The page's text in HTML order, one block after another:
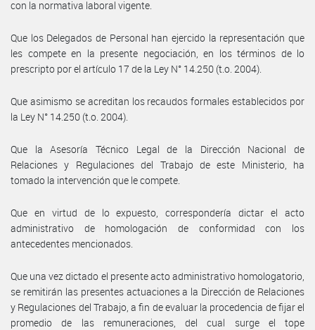
con la normativa laboral vigente.
Que los Delegados de Personal han ejercido la representación que
les compete en la presente negociación, en los términos de lo
prescripto por el artículo 17 de la Ley N° 14.250 (t.o. 2004).
Que asimismo se acreditan los recaudos formales establecidos por
la Ley N° 14.250 (t.o. 2004).
Que la Asesoría Técnico Legal de la Dirección Nacional de
Relaciones y Regulaciones del Trabajo de este Ministerio, ha
tomado la intervención que le compete.
Que en virtud de lo expuesto, correspondería dictar el acto
administrativo de homologación de conformidad con los
antecedentes mencionados.
Que una vez dictado el presente acto administrativo homologatorio,
se remitirán las presentes actuaciones a la Dirección de Relaciones
y Regulaciones del Trabajo, a fin de evaluar la procedencia de fijar el
promedio de las remuneraciones, del cual surge el tope